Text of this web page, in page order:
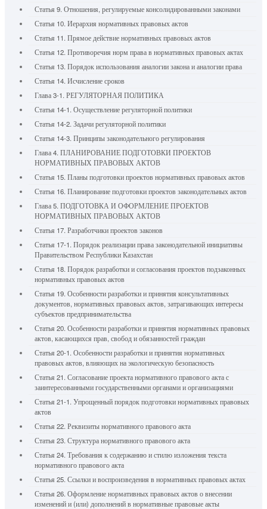
Статья 9. Отношения, регулируемые консолидированными законами
Статья 10. Иерархия нормативных правовых актов
Статья 11. Прямое действие нормативных правовых актов
Статья 12. Противоречия норм права в нормативных правовых актах
Статья 13. Порядок использования аналогии закона и аналогии права
Статья 14. Исчисление сроков
Глава 3-1. РЕГУЛЯТОРНАЯ ПОЛИТИКА
Статья 14-1. Осуществление регуляторной политики
Статья 14-2. Задачи регуляторной политики
Статья 14-3. Принципы законодательного регулирования
Глава 4. ПЛАНИРОВАНИЕ ПОДГОТОВКИ ПРОЕКТОВ
НОРМАТИВНЫХ ПРАВОВЫХ АКТОВ
Статья 15. Планы подготовки проектов нормативных правовых актов
Статья 16. Планирование подготовки проектов законодательных актов
Глава 5. ПОДГОТОВКА И ОФОРМЛЕНИЕ ПРОЕКТОВ
НОРМАТИВНЫХ ПРАВОВЫХ АКТОВ
Статья 17. Разработчики проектов законов
Статья 17-1. Порядок реализации права законодательной инициативы
Правительством Республики Казахстан
Статья 18. Порядок разработки и согласования проектов подзаконных
нормативных правовых актов
Статья 19. Особенности разработки и принятия консультативных
документов, нормативных правовых актов, затрагивающих интересы
субъектов предпринимательства
Статья 20. Особенности разработки и принятия нормативных правовых
актов, касающихся прав, свобод и обязанностей граждан
Статья 20-1. Особенности разработки и принятия нормативных
правовых актов, влияющих на экологическую безопасность
Статья 21. Согласование проекта нормативного правового акта с
заинтересованными государственными органами и организациями
Статья 21-1. Упрощенный порядок подготовки нормативных правовых
актов
Статья 22. Реквизиты нормативного правового акта
Статья 23. Структура нормативного правового акта
Статья 24. Требования к содержанию и стилю изложения текста
нормативного правового акта
Статья 25. Ссылки и воспроизведения в нормативных правовых актах
Статья 26. Оформление нормативных правовых актов о внесении
изменений и (или) дополнений в нормативные правовые акты